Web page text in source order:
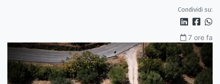
Condividi su:
7 ore fa